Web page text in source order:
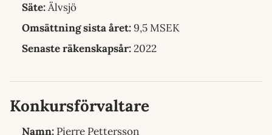
Säte:Älvsjö
Omsättning sista året:9,5 MSEK
Senaste räkenskapsår:2022
Konkursförvaltare
Namn: Pierre Pettersson